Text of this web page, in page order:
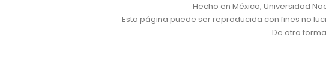
Hecho en México, Universidad
Esta página puede ser reproducida con fines no
De otra